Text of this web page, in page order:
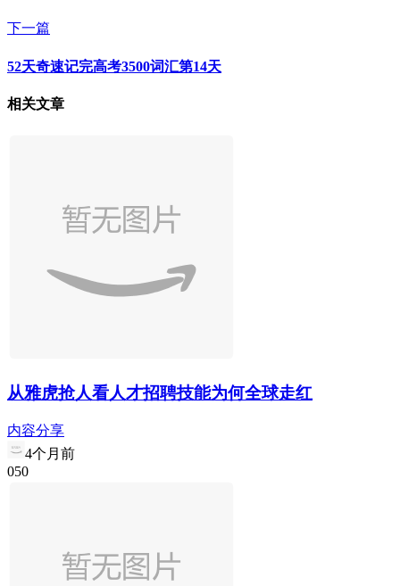
下一篇
52天奇速记完高考3500词汇第14天
相关文章
从雅虎抢人看人才招聘技能为何全球走红
内容分享
4个月前
050